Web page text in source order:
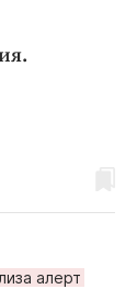
лиза алерт